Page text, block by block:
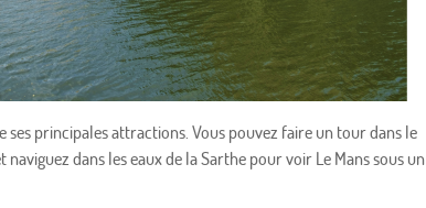
ses principales attractions. Vous pouvez faire un tour dans le
naviguez dans les eaux de la Sarthe pour voir Le Mans sous un